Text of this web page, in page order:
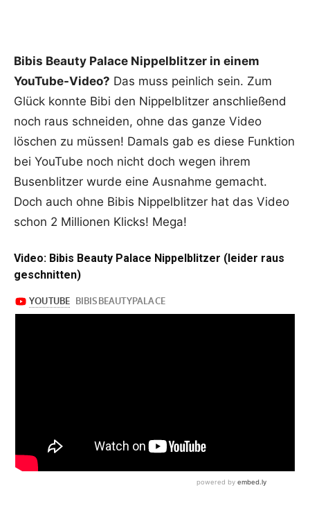
Bibis Beauty Palace Nippelblitzer in einem
YouTube-Video? Das muss peinlich sein. Zum
Glück konnte Bibi den Nippelblitzer anschließend
noch raus schneiden, ohne das ganze Video
löschen zu müssen! Damals gab es diese Funktion
bei YouTube noch nicht doch wegen ihrem
Busenblitzer wurde eine Ausnahme gemacht.
Doch auch ohne Bibis Nippelblitzer hat das Video
schon 2 Millionen Klicks! Mega!
Video: Bibis Beauty Palace Nippelblitzer (leider raus
geschnitten)